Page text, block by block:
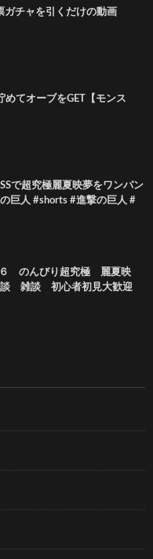
ガチャを引くだけの動画
めてオーブをGET【モンス
で超究極麗夏映夢を ワンパン
巨人 #shorts #進撃の巨人 #
６ のんびり超究極 麗夏映
雑談 初心者初見大歓迎